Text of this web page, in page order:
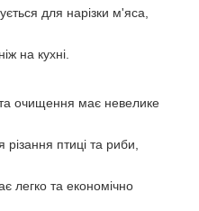
для нарізки м'яса,
на кухні.
очищення має невелике
різання птиці та риби,
легко та економічно